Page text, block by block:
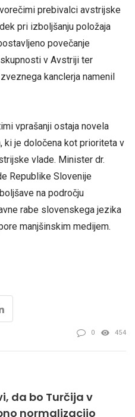
prebivalci avstrijske
pri izboljšanju položaja
povečanje
v Avstriji ter
kanclerja namenil
vprašanji ostaja novela
ki je določena kot prioriteta v
vlade. Minister dr.
Republike Slovenije
na področju
rabe slovenskega jezika
manjšinskim medijem.
0 454
da bo Turčija v
normalizacijo